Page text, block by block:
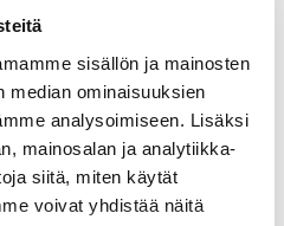
sisällön ja mainosten
median ominaisuuksien
analysoimiseen. Lisäksi
mainosalan ja analytiikka-
siitä, miten käytät
voivat yhdistää näitä
sitten olisivatkaan –
tutkinnossa olisi hankalaa
hallinnollisesti raskasta.
omituisiin kikkailuihin
lukemaan.